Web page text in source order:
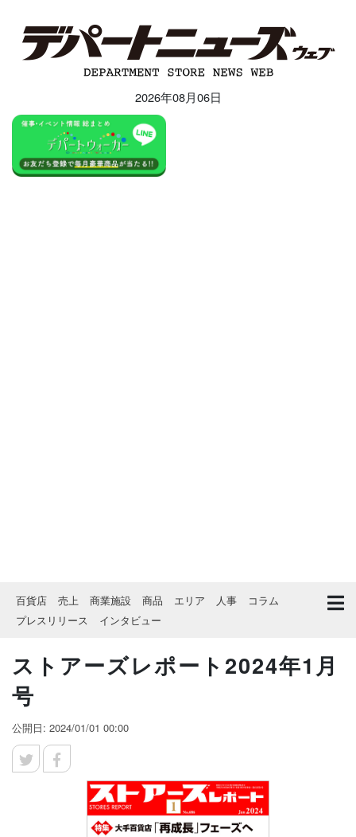
2026年08月06日
百貨店 売上 商業施設 商品 エリア 人事
コラム
プレスリリース
インタビュー
ストアーズレポート2024年1月
号
公開日: 2024/01/01 00:00